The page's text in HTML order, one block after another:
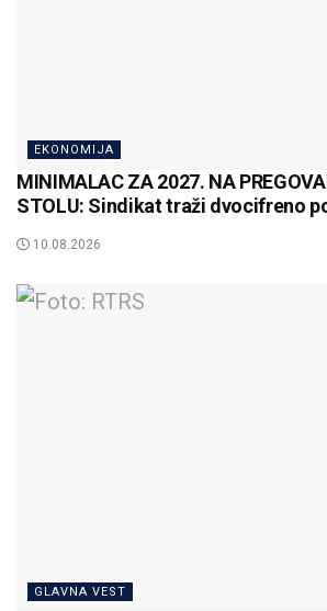
EKONOMIJA
MINIMALAC ZA 2027. NA
STOLU: Sindikat traži dvocifreno
10.08.2026
GLAVNA VEST